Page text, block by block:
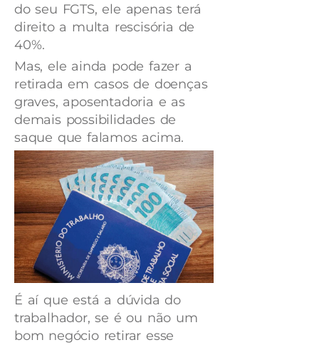
do seu FGTS, ele apenas terá
direito a multa rescisória de
40%.
Mas, ele ainda pode fazer a
retirada em casos de doenças
graves, aposentadoria e as
demais possibilidades de
saque que falamos acima.
É aí que está a dúvida do
trabalhador, se é ou não um
bom negócio retirar esse